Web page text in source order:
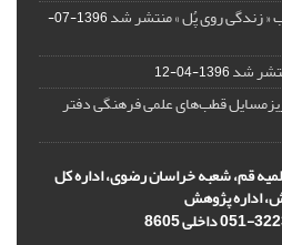
« زندگی روی پُل » منتشر شد
1396-07-
شد1396-04-12
قطب‌های علمی فرهنگی دفتر
قم، شعبه خراسان رضوی، اداره کل
اداره پژوهش